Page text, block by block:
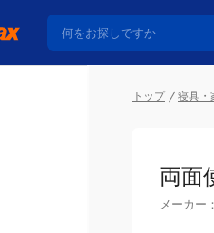
トップ 寝具・
両面
メーカー：